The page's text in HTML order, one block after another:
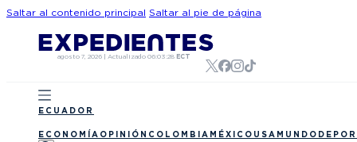
Saltar al contenido principal Saltar al pie de página
agosto 7, 2026 | Actualizado 06:03:28 ECT
ECUADOR
ECONOMÍA OPINIÓN COLOMBIA MÉXICO USA MUNDO